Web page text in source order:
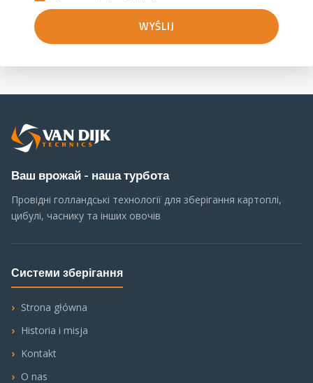
Ваш врожай - наша турбота
Провідні голландські технології для зберігання картоплі,
цибулі, часнику та інших овочів
Системи зберігання
Strona główna
Historia i misja
Kontakt
O nas